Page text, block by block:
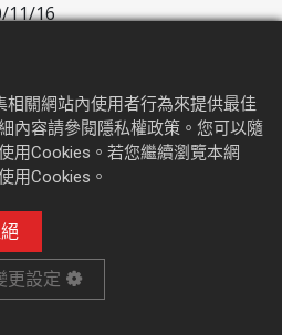
11/16
tc
關網站內使用者行為來提供最佳
內容請參閱隱私權政策。您可以隨
用Cookies。若您繼續瀏覽本網
用Cookies。
更設定